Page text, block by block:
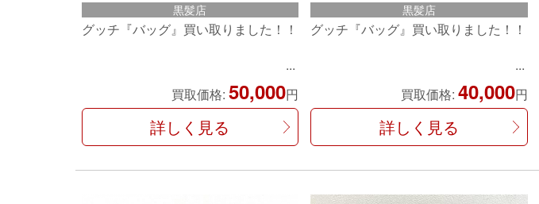
黒髪店
グッチ『バッグ』買い取りました！！
買取価格:50,000円
詳しく見る
黒髪店
グッチ『バッグ』買い取りました！！
買取価格: 40,000円
詳しく見る